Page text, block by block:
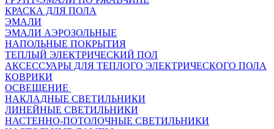
КРАСКА ДЛЯ ПОЛА
ЭМАЛИ
ЭМАЛИ АЭРОЗОЛЬНЫЕ
НАПОЛЬНЫЕ ПОКРЫТИЯ
ТЕПЛЫЙ ЭЛЕКТРИЧЕСКИЙ ПОЛ
АКСЕССУАРЫ ДЛЯ ТЕПЛОГО ЭЛЕКТРИЧЕСКОГО ПОЛА
КОВРИКИ
ОСВЕЩЕНИЕ
НАКЛАДНЫЕ СВЕТИЛЬНИКИ
ЛИНЕЙНЫЕ СВЕТИЛЬНИКИ
НАСТЕННО-ПОТОЛОЧНЫЕ СВЕТИЛЬНИКИ